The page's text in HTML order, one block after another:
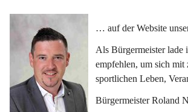
… auf der Website
Als Bürgermeister lade
empfehlen, um sich mit
sportlichen Leben,
Bürgermeister Roland